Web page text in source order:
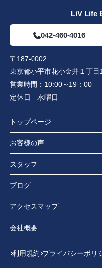
LiV Life
042-460-4016
〒187-0002
東京都小平市花小金井１丁
営業時間： 10:00～19：00
定休日： 水曜日
トップページ
お客様の声
スタッフ
ブログ
アクセスマップ
会社概要
利用規約 プライバシーポリ